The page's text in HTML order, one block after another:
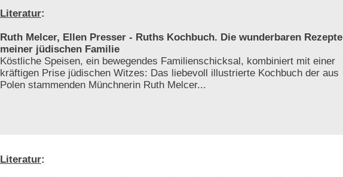
Literatur:
Ruth Melcer, Ellen Presser - Ruths Kochbuch. Die wunderbaren Rezepte
meiner jüdischen Familie
Köstliche Speisen, ein bewegendes Familienschicksal, kombiniert mit einer
kräftigen Prise jüdischen Witzes: Das liebevoll illustrierte Kochbuch der aus
Polen stammenden Münchnerin Ruth Melcer...
Literatur: